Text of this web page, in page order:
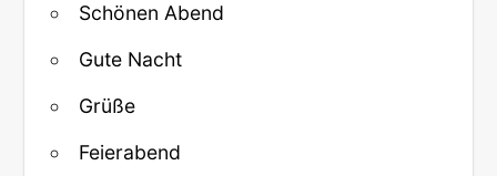
Schönen Abend
Gute Nacht
Grüße
Feierabend